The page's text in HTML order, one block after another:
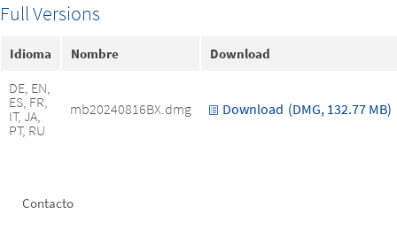
Full Versions
Idioma Nombre Download
DE, EN,
ES, FR,
IT, JA,
PT, RU
mb20240816BX.dmg Download (DMG, 132.77 MB)
Footer
Contacto